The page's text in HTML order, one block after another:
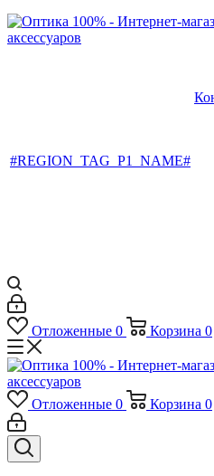
#REGION_TAG_P1_NAME#
Отложенные 0 Корзина 0
Отложенные 0 Корзина 0